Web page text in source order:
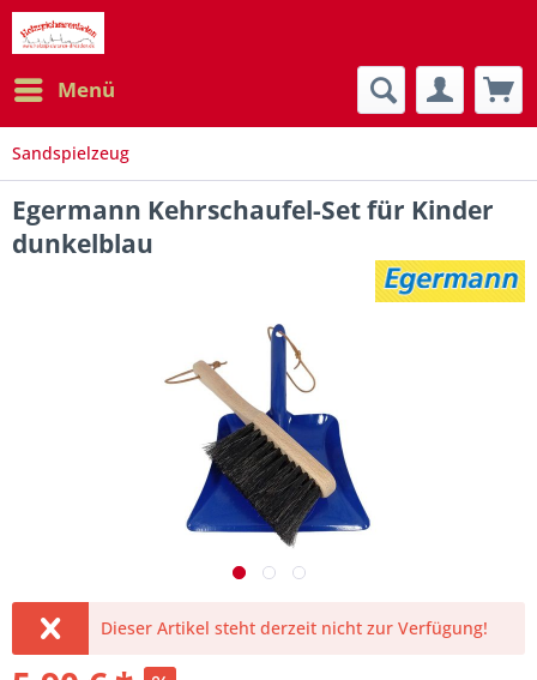
Menü
Sandspielzeug
Egermann Kehrschaufel-Set für Kinder
dunkelblau
Dieser Artikel steht derzeit nicht zur Verfügung!